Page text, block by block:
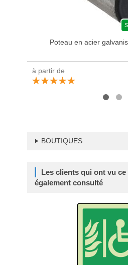
Poteau en acier
à partir de
BOUTIQUES
Les clients qui ont vu
également consulté